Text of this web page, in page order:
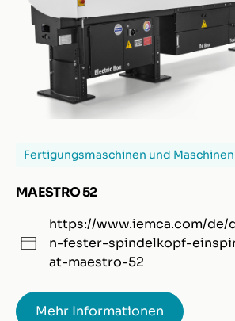
Fertigungsmaschinen und
MAESTRO 52
https://www.iemca.com/de/
n-fester-spindelkopf-
at-maestro-52
Mehr Informationen